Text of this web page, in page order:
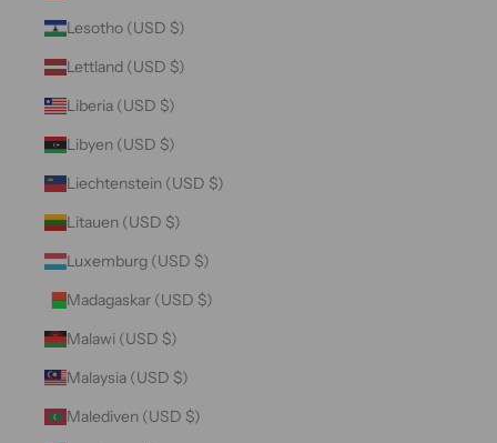
Lesotho (USD $)
Lettland (USD $)
Liberia (USD $)
Libyen (USD $)
Liechtenstein (USD $)
Litauen (USD $)
Luxemburg (USD $)
Madagaskar (USD $)
Malawi (USD $)
Malaysia (USD $)
Malediven (USD $)